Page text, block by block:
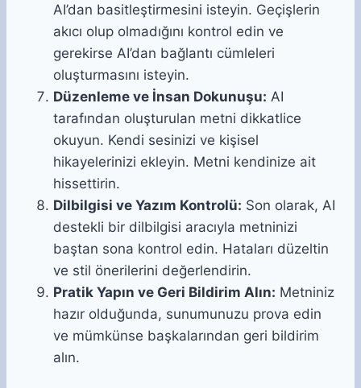
AI’dan basitleştirmesini isteyin. Geçişlerin
akıcı olup olmadığını kontrol edin ve
gerekirse AI’dan bağlantı cümleleri
oluşturmasını isteyin.
Düzenleme ve İnsan Dokunuşu: AI
tarafından oluşturulan metni dikkatlice
okuyun. Kendi sesinizi ve kişisel
hikayelerinizi ekleyin. Metni kendinize ait
hissettirin.
Dilbilgisi ve Yazım Kontrolü: Son olarak, AI
destekli bir dilbilgisi aracıyla metninizi
baştan sona kontrol edin. Hataları düzeltin
ve stil önerilerini değerlendirin.
Pratik Yapın ve Geri Bildirim Alın: Metniniz
hazır olduğunda, sunumunuzu prova edin
ve mümkünse başkalarından geri bildirim
alın.